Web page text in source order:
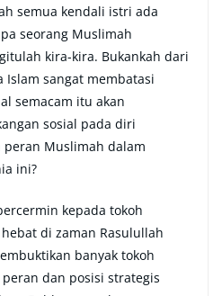
semua kendali istri ada
seorang Muslimah
kira-kira. Bukankah dari
Islam sangat membatasi
semacam itu akan
sosial pada diri
Muslimah dalam
ini?
kepada tokoh
di zaman Rasulullah
banyak tokoh
dan posisi strategis